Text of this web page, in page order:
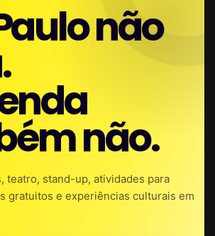
não
não.
teatro, stand-up, atividades para
gratuitos e experiências culturais em